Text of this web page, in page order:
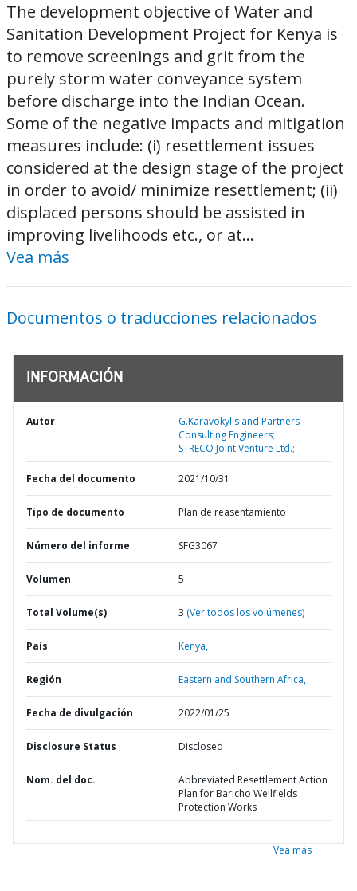
The development objective of Water and
Sanitation Development Project for Kenya is
to remove screenings and grit from the
purely storm water conveyance system
before discharge into the Indian Ocean.
Some of the negative impacts and mitigation
measures include: (i) resettlement issues
considered at the design stage of the project
in order to avoid/ minimize resettlement; (ii)
displaced persons should be assisted in
improving livelihoods etc., or at...
Vea más
Documentos o traducciones relacionados
INFORMACIÓN
Autor
G.Karavokylis and Partners
Consulting Engineers;
STRECO Joint Venture Ltd.;
Fecha del documento 2021/10/31
Tipo de documento Plan de reasentamiento
Número del informe SFG3067
Volumen 5
Total Volume(s) 3 (Ver todos los volúmenes)
País Kenya,
Región Eastern and Southern Africa,
Fecha de divulgación 2022/01/25
Disclosure Status Disclosed
Nom. del doc.
Abbreviated Resettlement Action
Plan for Baricho Wellfields
Protection Works
Vea más